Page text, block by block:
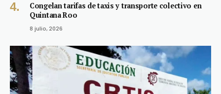
Congelan tarifas de taxis y transporte colectivo en
Quintana Roo
8 julio, 2026